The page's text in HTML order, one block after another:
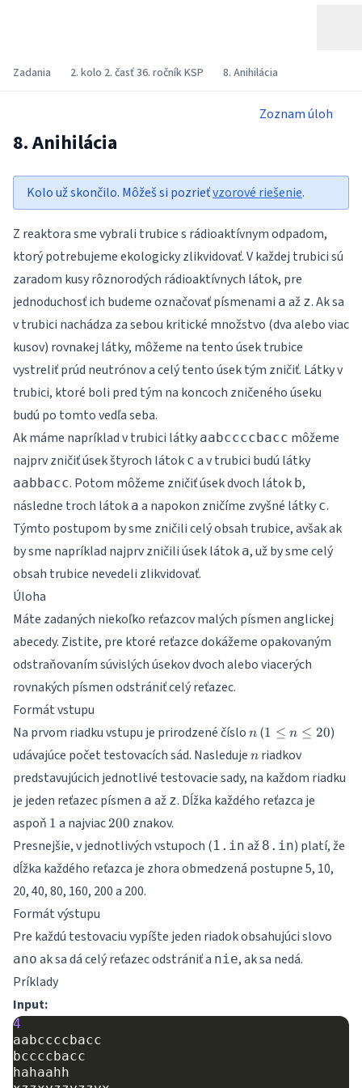
Zadania 2. kolo 2. časť 36. ročník KSP 8. Anihilácia
Zoznam úloh
8. Anihilácia
Kolo už skončilo. Môžeš si pozrieťvzorové riešenie.
Z reaktora sme vybrali trubice s rádioaktívnym odpadom,
ktorý potrebujeme ekologicky zlikvidovať. V každej trubici sú
zaradom kusy rôznorodých rádioaktívnych látok, pre
jednoduchosť ich budeme označovať písmenami a až z. Ak sa
v trubici nachádza za sebou kritické množstvo (dva alebo viac
kusov) rovnakej látky, môžeme na tento úsek trubice
vystreliť prúd neutrónov a celý tento úsek tým zničiť. Látky v
trubici, ktoré boli pred tým na koncoch zničeného úseku
budú po tomto vedľa seba.
Ak máme napríklad v trubici látky aabccccbacc môžeme
najprv zničiť úsek štyroch látok c a v trubici budú látky
aabbacc. Potom môžeme zničiť úsek dvoch látok b,
následne troch látok a a napokon zničíme zvyšné látky c.
Týmto postupom by sme zničili celý obsah trubice, avšak ak
by sme napríklad najprv zničili úsek látok a, už by sme celý
obsah trubice nevedeli zlikvidovať.
Úloha
Máte zadaných niekoľko reťazcov malých písmen anglickej
abecedy. Zistite, pre ktoré reťazce dokážeme opakovaným
odstraňovaním súvislých úsekov dvoch alebo viacerých
rovnakých písmen odstrániť celý reťazec.
Formát vstupu
Na prvom riadku vstupu je prirodzené číslo n
n (1
n
\leq
20
1 ≤ n ≤ 20)
udávajúce počet testovacích sád. Nasleduje n
n riadkov
predstavujúcich jednotlivé testovacie sady, na každom riadku
je jeden reťazec písmen a až z. Dĺžka každého reťazca je
aspoň 1
1 a najviac 200
200 znakov.
Presnejšie, v jednotlivých vstupoch (1.in až 8.in) platí, že
dĺžka každého reťazca je zhora obmedzená postupne 5, 10,
20, 40, 80, 160, 200 a 200.
Formát výstupu
Pre každú testovaciu vypíšte jeden riadok obsahujúci slovo
ano ak sa dá celý reťazec odstrániť a nie, ak sa nedá.
Príklady
Input:
4
aabccccbacc
bccccbacc
hahaahh